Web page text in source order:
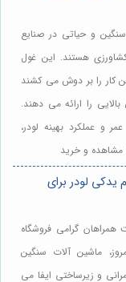
و حیاتی در صنایع
هستند. این غول
کار را بر دوش می کشند
را ارائه می دهند.
و عملکرد بهینه لودر،
مشاهده و خرید
یدکی لودر برای
گرامی فروشگاه
ماشین آلات سنگین
و زیرساختی ایفا می